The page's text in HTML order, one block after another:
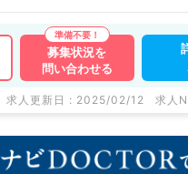
募集状況を
問い合わせる
求人更新日 : 2025/02/12 求人